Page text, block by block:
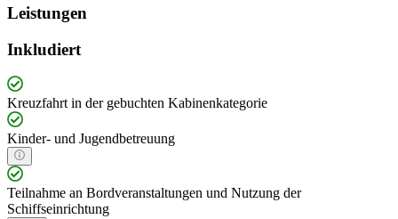
Leistungen
Inkludiert
Kreuzfahrt in der gebuchten Kabinenkategorie
Kinder- und Jugendbetreuung
Teilnahme an Bordveranstaltungen und Nutzung der
Schiffseinrichtung